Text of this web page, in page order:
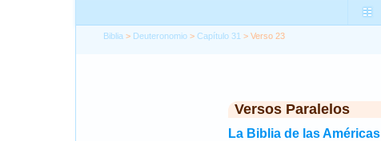
Biblia > Deuteronomio >Capítulo 31 > Verso 23
Versos Paralelos
La Biblia de las Américas